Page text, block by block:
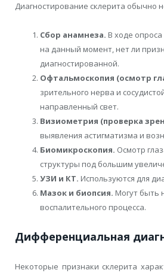
Диагностирование склерита обычно
Сбор анамнеза. В ходе
на данный момент, нет ли
диагностированной.
Офтальмоскопия (осмотр
зрительного нерва и
направленный свет.
Визиометрия (проверка
выявления астигматизма и
Биомикроскопия. Осмотр
структуры под большим
УЗИ и КТ. Используются для
Мазок и биопсия. Могут быть
воспалительного процесса.
Дифференциальная
Некоторые признаки склерита